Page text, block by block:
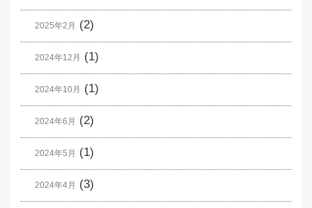
2025年2月 (2)
2024年12月 (1)
2024年10月 (1)
2024年6月 (2)
2024年5月 (1)
2024年4月 (3)